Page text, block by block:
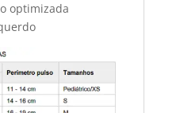
optimizada